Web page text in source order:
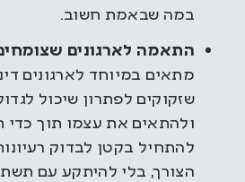
במה שבאמת חשוב.
התאמה לארגונים
מתאים במיוחד לארגונים
שזקוקים לפתרון שיכול
ולהתאים את עצמו תוך כדי
להתחיל בקטן לבדוק
הצורך, בלי להיתקע עם